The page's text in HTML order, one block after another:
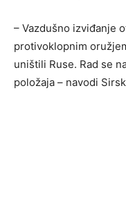
– Vazdušno izviđanje
protivoklopnim
uništili Ruse. Rad se
položaja – navodi